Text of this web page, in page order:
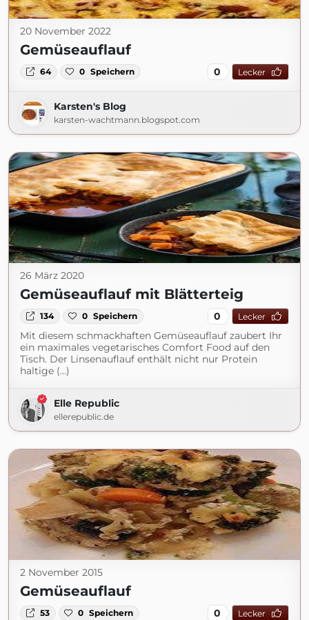
20 November 2022
Gemüseauflauf
64 0 Speichern 0 Lecker
Karsten's Blog
karsten-wachtmann.blogspot.com
26 März 2020
Gemüseauflauf mit Blätterteig
134 0 Speichern 0 Lecker
Mit diesem schmackhaften Gemüseauflauf zaubert Ihr
ein maximales vegetarisches Comfort Food auf den
Tisch. Der Linsenauflauf enthält nicht nur Protein
haltige (...)
Elle Republic
ellerepublic.de
2 November 2015
Gemüseauflauf
53 0 Speichern 0 Lecker